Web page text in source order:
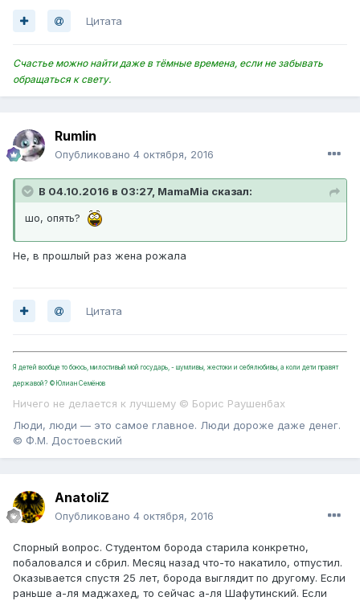
Цитата
Счастье можно найти даже в тёмные времена, если не забывать
обращаться к свету.
Rumlin
Опубликовано 4 октября, 2016
В 04.10.2016 в 03:27, MamaMia сказал:
шо, опять?
Не, в прошлый раз жена рожала
Цитата
Я детей вообще то боюсь, милостивый мой государь, - шумливы, жестоки и себялюбивы, а коли дети правят
державой? ©Юлиан Семёнов
Ничего не делается к лучшему © Борис Раушенбах
Люди, люди — это самое главное. Люди дороже даже денег.
© Ф.М. Достоевский
AnatoliZ
Опубликовано 4 октября, 2016
Спорный вопрос. Студентом борода старила конкретно,
побаловался и сбрил. Месяц назад что-то накатило, отпустил.
Оказывается спустя 25 лет, борода выглядит по другому. Если
раньше а-ля маджахед, то сейчас а-ля Шафутинский. Если